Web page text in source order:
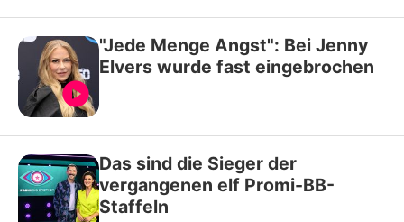
"Jede Menge Angst": Bei Jenny
Elvers wurde fast eingebrochen
Das sind die Sieger der
vergangenen elf Promi-BB-
Staffeln